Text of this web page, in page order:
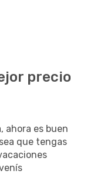
precio
, ahora es buen
que tengas